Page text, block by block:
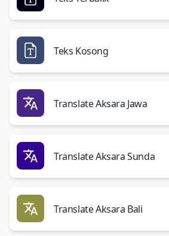
Teks Kosong
Translate Aksara Jawa
Translate Aksara Sunda
Translate Aksara Bali